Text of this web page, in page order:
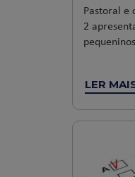
Pastoral e
2
LER